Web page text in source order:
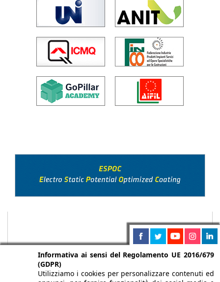
Informativa ai sensi del Regolamento UE 2016/679
(GDPR)
Utilizziamo i cookies per personalizzare contenuti ed